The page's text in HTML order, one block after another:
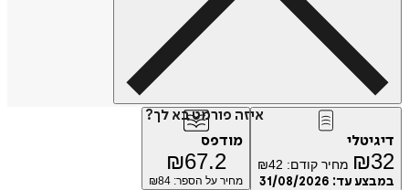
איזה פורמט בא לך?
דיגיטלי
₪32 מחיר קודם: ₪42
במבצע עד: 31/08/2026
מודפס
₪67.2
מחיר על הספר: ₪ 84